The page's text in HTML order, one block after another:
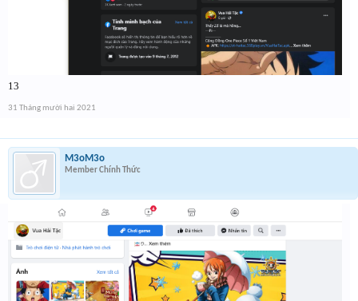
13
31 Tháng mười hai 2021
M3oM3o
Member Chính Thức